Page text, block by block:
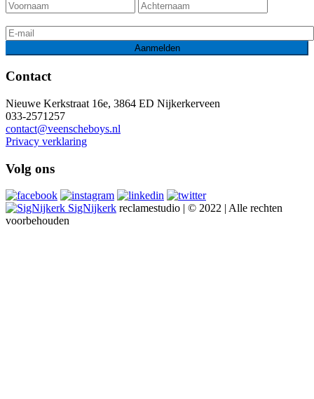
Contact
Nieuwe Kerkstraat 16e, 3864 ED Nijkerkerveen
033-2571257
contact@veenscheboys.nl
Privacy verklaring
Volg ons
SigNijkerk reclamestudio | © 2022 | Alle rechten
voorbehouden